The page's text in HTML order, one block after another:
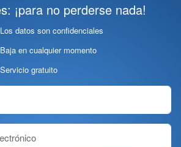
¡para no perderse nada!
Los datos son confidenciales
Baja en cualquier momento
Servicio gratuito